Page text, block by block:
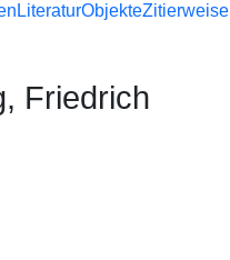
LiteraturObjekteZitierweise
Friedrich